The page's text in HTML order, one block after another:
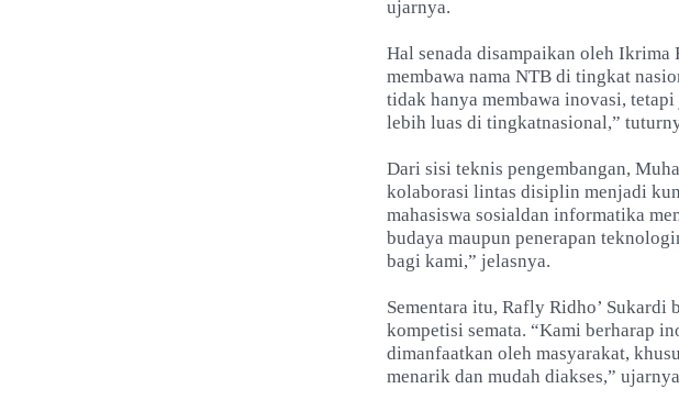
ujarnya.
Hal senada disampaikan oleh Ikrima
membawa nama NTB di tingkat
tidak hanya membawa inovasi,
lebih luas di tingkatnasional,”
Dari sisi teknis pengembangan,
kolaborasi lintas disiplin menjadi
mahasiswa sosialdan informatika
budaya maupun penerapan
bagi kami,” jelasnya.
Sementara itu, Rafly Ridho’
kompetisi semata. “Kami berharap
dimanfaatkan oleh masyarakat,
menarik dan mudah diakses,”